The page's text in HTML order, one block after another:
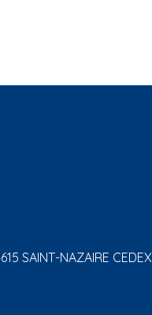
SAINT-NAZAIRE CEDEX